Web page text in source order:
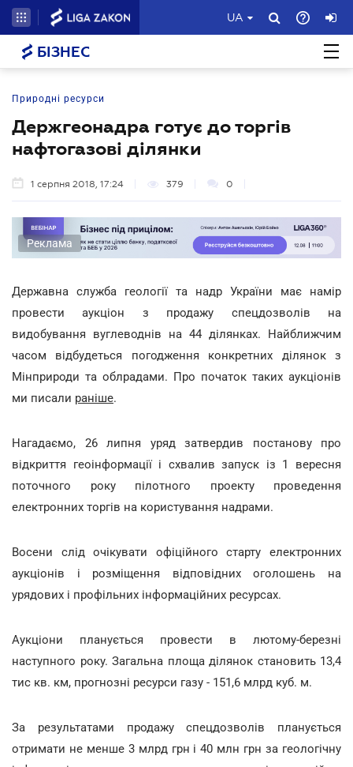
UA
БІЗНЕС
Природні ресурси
Держгеонадра готує до торгів
нафтогазові ділянки
1 серпня 2018, 17:24 379 0
Реклама
Державна служба геології та надр України має намір
провести аукціон з продажу спецдозволів на
видобування вуглеводнів на 44 ділянках. Найближчим
часом відбудеться погодження конкретних ділянок з
Мінприроди та облрадами. Про початок таких аукціонів
ми писали раніше.
Нагадаємо, 26 липня уряд затвердив постанову про
відкриття геоінформації і схвалив запуск із 1 вересня
поточного року пілотного проекту проведення
електронних торгів на користування надрами.
Восени слід очікувати офіційного старту електронних
аукціонів і розміщення відповідних оголошень на
урядових і профільних інформаційних ресурсах.
Аукціони планується провести в лютому-березні
наступного року. Загальна площа ділянок становить 13,4
тис кв. км, прогнозні ресурси газу - 151,6 млрд куб. м.
За результатами продажу спецдозволів планується
отримати не менше 3 млрд грн і 40 млн грн за геологічну